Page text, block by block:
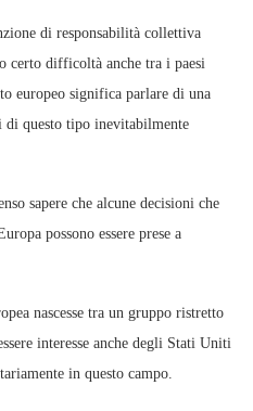
di responsabilità collettiva
certo difficoltà anche tra i paesi
europeo significa parlare di una
di questo tipo inevitabilmente
sapere che alcune decisioni che
possono essere prese a
nascesse tra un gruppo ristretto
interesse anche degli Stati Uniti
in questo campo.